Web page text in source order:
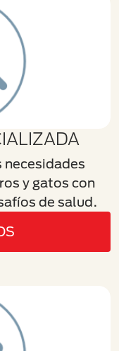
y gatos con
de salud.